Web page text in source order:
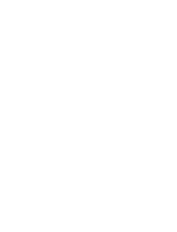
La operación ha sido llevada
Información de la Policía
Provinciales de Información
Brigadas Locales de
del Juzgado Central de
Nacional. Además, a nivel
En el éxito de la operación
Générale de la Surveillance
estructura que operaba en el